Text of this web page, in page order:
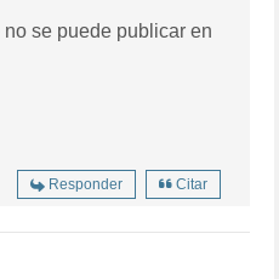
se puede publicar en
Responder Citar